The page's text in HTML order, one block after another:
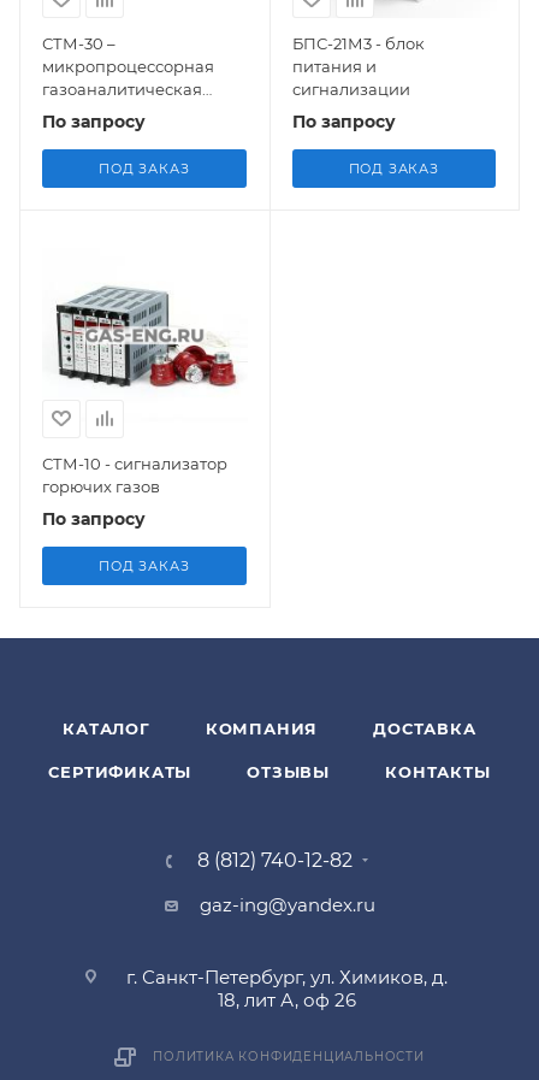
СТМ-30 –
микропроцессорная
газоаналитическая
система
По запросу
ПОД ЗАКАЗ
БПС-21М3 - блок
питания и
сигнализации
По запросу
ПОД ЗАКАЗ
СТМ-10 - сигнализатор
горючих газов
По запросу
ПОД ЗАКАЗ
КАТАЛОГ КОМПАНИЯ ДОСТАВКА
СЕРТИФИКАТЫ ОТЗЫВЫ КОНТАКТЫ
8 (812) 740-12-82
gaz-ing@yandex.ru
г. Санкт-Петербург, ул. Химиков, д.
18, лит А, оф 26
ПОЛИТИКА КОНФИДЕНЦИАЛЬНОСТИ